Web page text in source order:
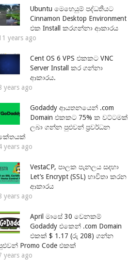
Ubuntu මෙහෙයුම් පද්ධතියට
Cinnamon Desktop Environment
එක Install කරගන්නා ආකාරය
years ago
Cent OS 6 VPS එකකට VNC
Server Install කර ගන්නා
ආකාරය.
years ago
Godaddy ආයතනයෙන් .com
Domain එකකට 75% ක වට්ටමක්
ලබා ගන්න පුළුවන් ප්‍රවර්ධන
years ago
VestaCP, පාලක පැනලය සදහා
Let’s Encrypt (SSL) භාවිතා කරන
ආකාරය
years ago
April මාසේ 30 වෙනකම්
Godaddy එකෙන් .com Domain
එකක් $ 1.17 (රු 208) ගන්න
Promo Code එකක්
years ago